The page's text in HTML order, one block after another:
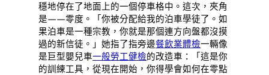
穩地停在了地面上的一個停車格中。這次，夾角
是——零度。「你被分配給我的泊車學徒了。如
果泊車是一種宗教，你就是那個連方向盤都沒摸
過的新信徒。」她指了指旁邊餐飲業體檢一輛像
是巨型嬰兒車一般勞工健檢的改造車：「這是你
的訓練工具，從現在開始，你得學會如何在零點